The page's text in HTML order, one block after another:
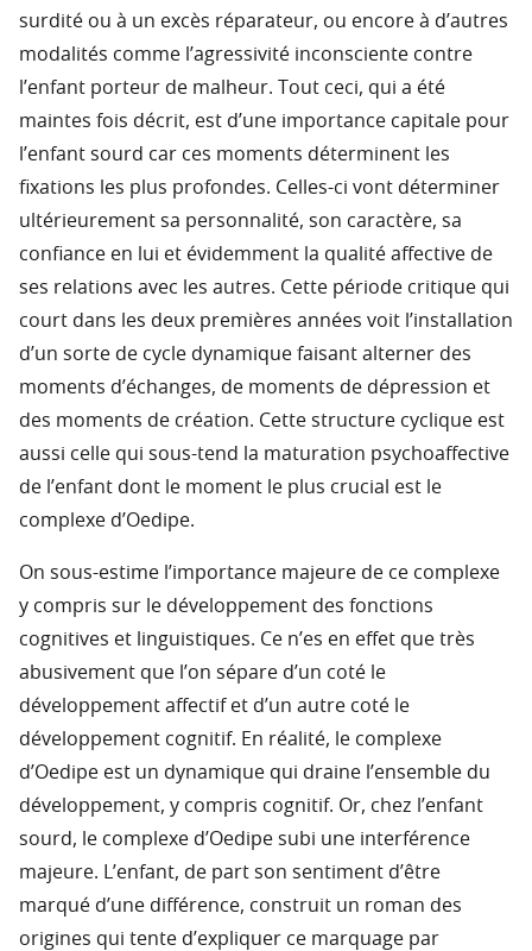
surdité ou à un excès réparateur, ou encore à d’autres
modalités comme l’agressivité inconsciente contre
l’enfant porteur de malheur. Tout ceci, qui a été
maintes fois décrit, est d’une importance capitale pour
l’enfant sourd car ces moments déterminent les
fixations les plus profondes. Celles-ci vont déterminer
ultérieurement sa personnalité, son caractère, sa
confiance en lui et évidemment la qualité affective de
ses relations avec les autres. Cette période critique qui
court dans les deux premières années voit l’installation
d’un sorte de cycle dynamique faisant alterner des
moments d’échanges, de moments de dépression et
des moments de création. Cette structure cyclique est
aussi celle qui sous-tend la maturation psychoaffective
de l’enfant dont le moment le plus crucial est le
complexe d’Oedipe.
On sous-estime l’importance majeure de ce complexe
y compris sur le développement des fonctions
cognitives et linguistiques. Ce n’es en effet que très
abusivement que l’on sépare d’un coté le
développement affectif et d’un autre coté le
développement cognitif. En réalité, le complexe
d’Oedipe est un dynamique qui draine l’ensemble du
développement, y compris cognitif. Or, chez l’enfant
sourd, le complexe d’Oedipe subi une interférence
majeure. L’enfant, de part son sentiment d’être
marqué d’une différence, construit un roman des
origines qui tente d’expliquer ce marquage par